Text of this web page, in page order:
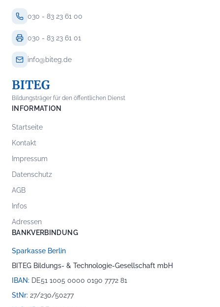
030 - 83 23 61 00
030 - 83 23 61 01
info@biteg.de
BITEG
Bildungsträger für den öffentlichen Dienst
INFORMATION
Startseite
Kontakt
Impressum
Datenschutz
AGB
Infos
Adressen
BANKVERBINDUNG
Sparkasse Berlin
BITEG Bildungs- & Technologie-Gesellschaft mbH
IBAN: DE51 1005 0000 0190 7772 81
StNr: 27/230/50277